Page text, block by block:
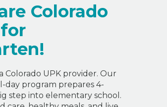
Colorado
Colorado UPK provider. Our
day program prepares 4-
step into elementary school.